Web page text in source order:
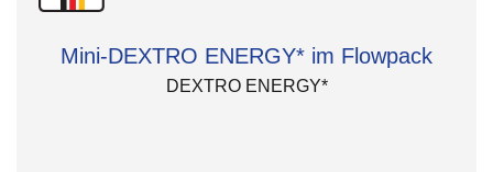
Mini-DEXTRO ENERGY* im Flowpack
DEXTRO ENERGY*